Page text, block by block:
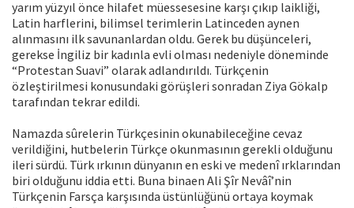
yarım yüzyıl önce hilafet müessesesine karşı çıkıp laikliği,
Latin harflerini, bilimsel terimlerin Latinceden aynen
alınmasını ilk savunanlardan oldu. Gerek bu düşünceleri,
gerekse İngiliz bir kadınla evli olması nedeniyle döneminde
“Protestan Suavi” olarak adlandırıldı. Türkçenin
özleştirilmesi konusundaki görüşleri sonradan Ziya Gökalp
tarafından tekrar edildi.
Namazda sûrelerin Türkçesinin okunabileceğine cevaz
verildiğini, hutbelerin Türkçe okunmasının gerekli olduğunu
ileri sürdü. Türk ırkının dünyanın en eski ve medenî ırklarından
biri olduğunu iddia etti. Buna binaen Ali Şîr Nevâî’nin
Türkçenin Farsça karşısında üstünlüğünü ortaya koymak